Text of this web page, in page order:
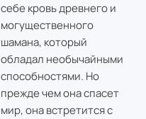
себе кровь древнего и
могущественного
шамана, который
обладал необычайными
способностями. Но
прежде чем она спасет
мир, она встретится с